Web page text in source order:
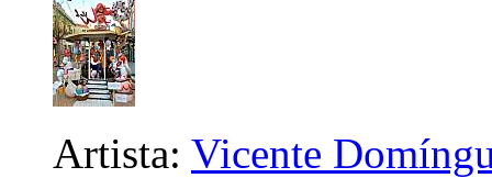
Artista: Vicente